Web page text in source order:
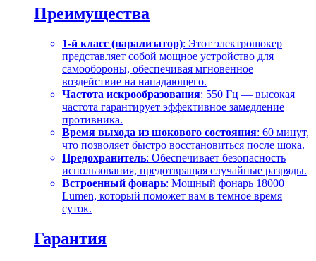
Преимущества
1-й класс (парализатор): Этот электрошокер
представляет собой мощное устройство для
самообороны, обеспечивая мгновенное
воздействие на нападающего.
Частота искрообразования: 550 Гц — высокая
частота гарантирует эффективное замедление
противника.
Время выхода из шокового состояния: 60 минут,
что позволяет быстро восстановиться после шока.
Предохранитель: Обеспечивает безопасность
использования, предотвращая случайные разряды.
Встроенный фонарь: Мощный фонарь 18000
Lumen, который поможет вам в темное время
суток.
Гарантия